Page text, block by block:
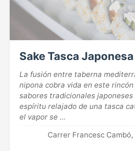
Sake Tasca Japonesa
La fusión entre taberna
nipona cobra vida en este
sabores tradicionales
espíritu relajado de una tasca
el vapor se ...
Carrer Francesc Cambó,